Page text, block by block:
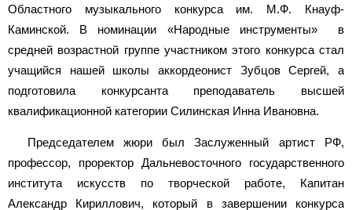
Областного музыкального конкурса им. М.Ф. Кнауф-
Каминской. В номинации «Народные инструменты» в
средней возрастной группе участником этого конкурса стал
учащийся нашей школы аккордеонист Зубцов Сергей, а
подготовила конкурсанта преподаватель высшей
квалификационной категории Силинская Инна Ивановна.
Председателем жюри был Заслуженный артист РФ,
профессор, проректор Дальневосточного государственного
института искусств по творческой работе, Капитан
Александр Кириллович, который в завершении конкурса